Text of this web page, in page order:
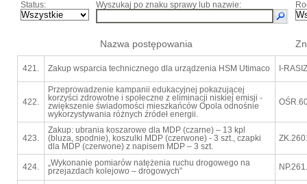
Status: Wyszukaj po znaku sprawy lub nazwie:
Nazwa postępowania
421. Zakup wsparcia technicznego dla urządzenia HSM Utimaco I-
422.
Przeprowadzenie kampanii edukacyjnej pokazującej
korzyści zdrowotne i społeczne z eliminacji niskiej emisji -
zwiększenie świadomości mieszkańców Opola odnośnie
wykorzystywania różnych źródeł energii.
423.
Zakup: ubrania koszarowe dla MDP (czarne) – 13 kpl
(bluza, spodnie), koszulki MDP (czerwone) - 3 szt., czapki
dla MDP (czerwone) z napisem MDP – 3 szt.
424.
„Wykonanie pomiarów natężenia ruchu drogowego na
przejazdach kolejowo – drogowych”